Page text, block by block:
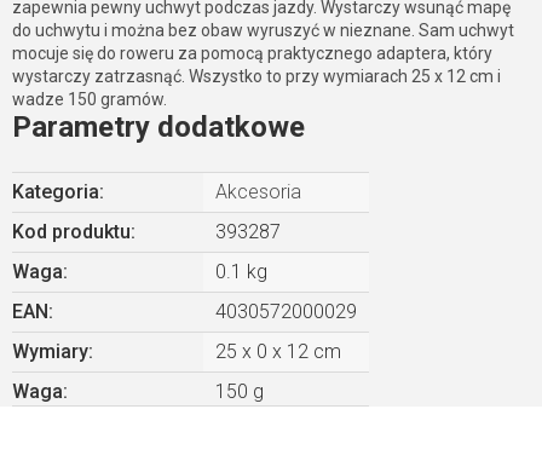
zapewnia pewny uchwyt podczas jazdy. Wystarczy wsunąć mapę
do uchwytu i można bez obaw wyruszyć w nieznane. Sam uchwyt
mocuje się do roweru za pomocą praktycznego adaptera, który
wystarczy zatrzasnąć. Wszystko to przy wymiarach 25 x 12 cm i
wadze 150 gramów.
Parametry dodatkowe
Kategoria:
Akcesoria
Kod produktu:
393287
Waga:
0.1 kg
EAN:
4030572000029
Wymiary:
25 x 0 x 12 cm
Waga: 150 g